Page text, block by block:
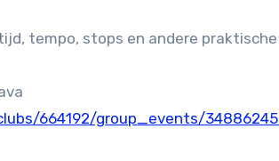
tempo, stops en andere
664192/group_events/